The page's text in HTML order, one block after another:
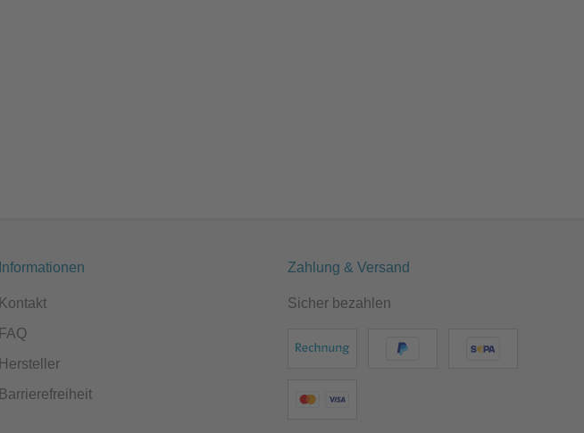
Informationen
Kontakt
FAQ
Hersteller
Barrierefreiheit
Zahlung & Versand
Sicher bezahlen